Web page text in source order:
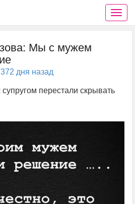
Мы с мужем
372 дня назад
супругом перестали скрывать